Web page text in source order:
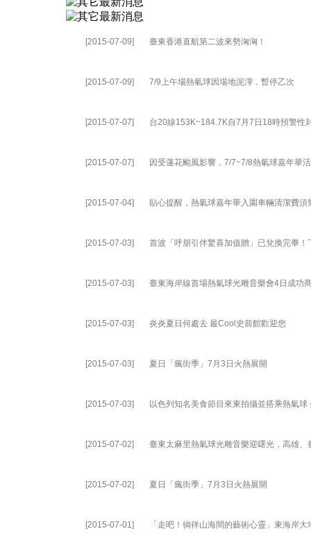
[2015-07-09] 臺東香港直航第二波來勢洶洶！
[2015-07-09] 7/9上午場熱氣球因場地泥濘，暫停乙次
[2015-07-07] 台20線153K~184.7K自7月7日18時預警性
[2015-07-07] 因受蓮花颱風影響，7/7~7/8熱氣球嘉年華
[2015-07-04] 貼心提醒，熱氣球嘉年華入園車輛清潔費須
[2015-07-03] 首波「呼朋引伴驚喜加值贈」已兌換完畢！
[2015-07-03] 臺東海岸線首場熱氣球光雕音樂會4日成功
[2015-07-03] 炎炎夏日何處去 最Cool史前館歡迎您
[2015-07-03] 夏日「瘋街季」7月3日火熱展開
[2015-07-03] 以色列知名美食節目來東拍攝並搭乘熱氣球
[2015-07-02] 臺東太麻里熱氣球光雕音樂迎曙光，高雄
[2015-07-02] 夏日「瘋街季」7月3日火熱展開
[2015-07-01] 「走吧！徜徉山海間的藝術心靈」東海岸